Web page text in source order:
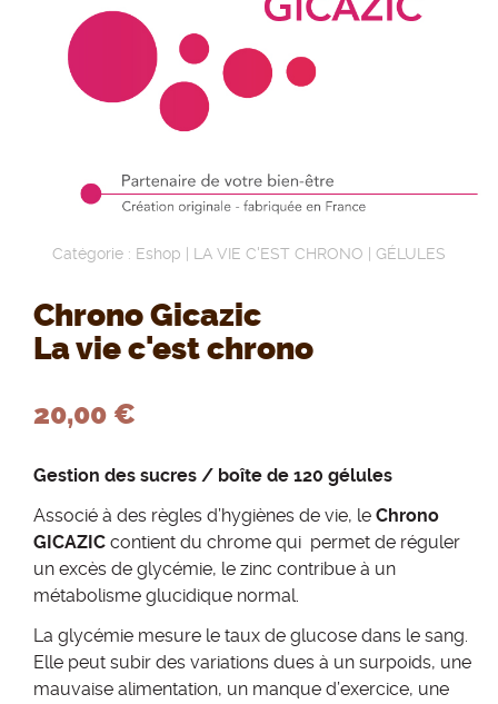
Catégorie : Eshop LA VIE C'EST CHRONO GÉLULES
Chrono Gicazic
La vie c'est chrono
20,00 €
Gestion des sucres / boîte de 120 gélules
Associé à des règles d’hygiènes de vie, le Chrono
GICAZIC contient du chrome qui permet de réguler
un excès de glycémie, le zinc contribue à un
métabolisme glucidique normal.
La glycémie mesure le taux de glucose dans le sang.
Elle peut subir des variations dues à un surpoids, une
mauvaise alimentation, un manque d’exercice, une